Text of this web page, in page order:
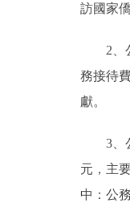
訪國家
2、公
務接待
獻。
3、公
元，主
中：公